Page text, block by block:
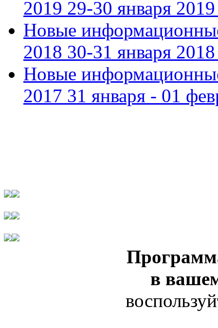
2019 29-30 января 2019
Новые
2018 30-31 января 2018
Новые
2017 31 января - 01
в